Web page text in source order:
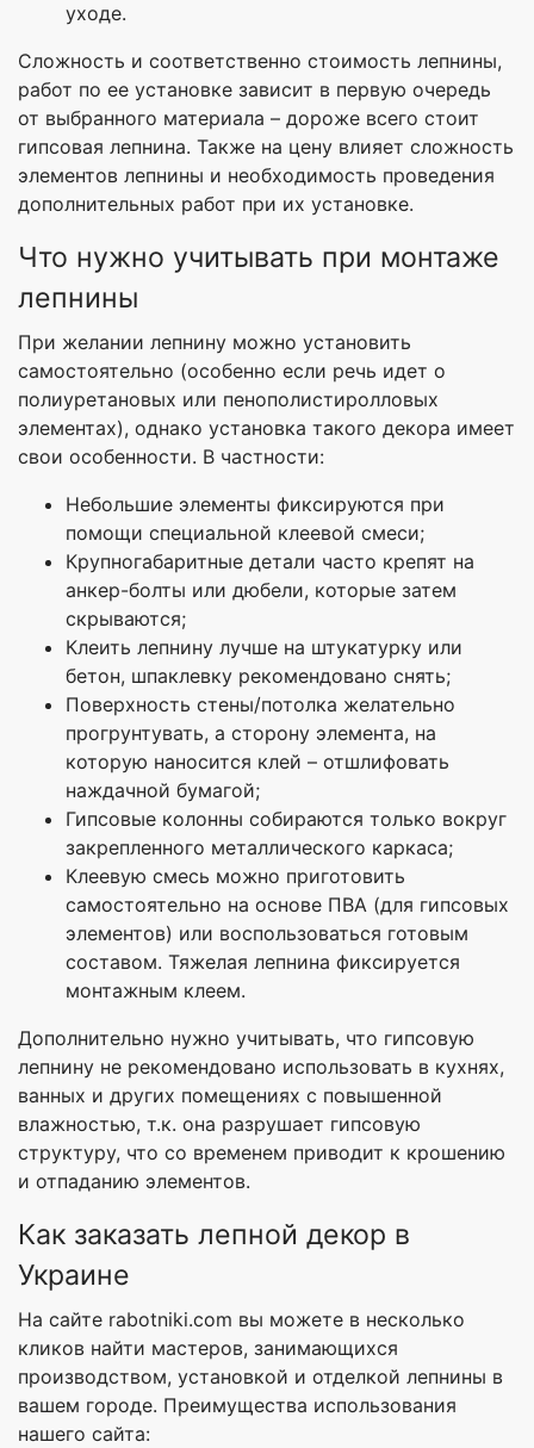
уходе.
Сложность и соответственно стоимость лепнины,
работ по ее установке зависит в первую очередь
от выбранного материала – дороже всего стоит
гипсовая лепнина. Также на цену влияет сложность
элементов лепнины и необходимость проведения
дополнительных работ при их установке.
Что нужно учитывать при монтаже
лепнины
При желании лепнину можно установить
самостоятельно (особенно если речь идет о
полиуретановых или пенополистиролловых
элементах), однако установка такого декора имеет
свои особенности. В частности:
Небольшие элементы фиксируются при
помощи специальной клеевой смеси;
Крупногабаритные детали часто крепят на
анкер-болты или дюбели, которые затем
скрываются;
Клеить лепнину лучше на штукатурку или
бетон, шпаклевку рекомендовано снять;
Поверхность стены/потолка желательно
прогрунтувать, а сторону элемента, на
которую наносится клей – отшлифовать
наждачной бумагой;
Гипсовые колонны собираются только вокруг
закрепленного металлического каркаса;
Клеевую смесь можно приготовить
самостоятельно на основе ПВА (для гипсовых
элементов) или воспользоваться готовым
составом. Тяжелая лепнина фиксируется
монтажным клеем.
Дополнительно нужно учитывать, что гипсовую
лепнину не рекомендовано использовать в кухнях,
ванных и других помещениях с повышенной
влажностью, т.к. она разрушает гипсовую
структуру, что со временем приводит к крошению
и отпаданию элементов.
Как заказать лепной декор в
Украине
На сайте rabotniki.com вы можете в несколько
кликов найти мастеров, занимающихся
производством, установкой и отделкой лепнины в
вашем городе. Преимущества использования
нашего сайта: